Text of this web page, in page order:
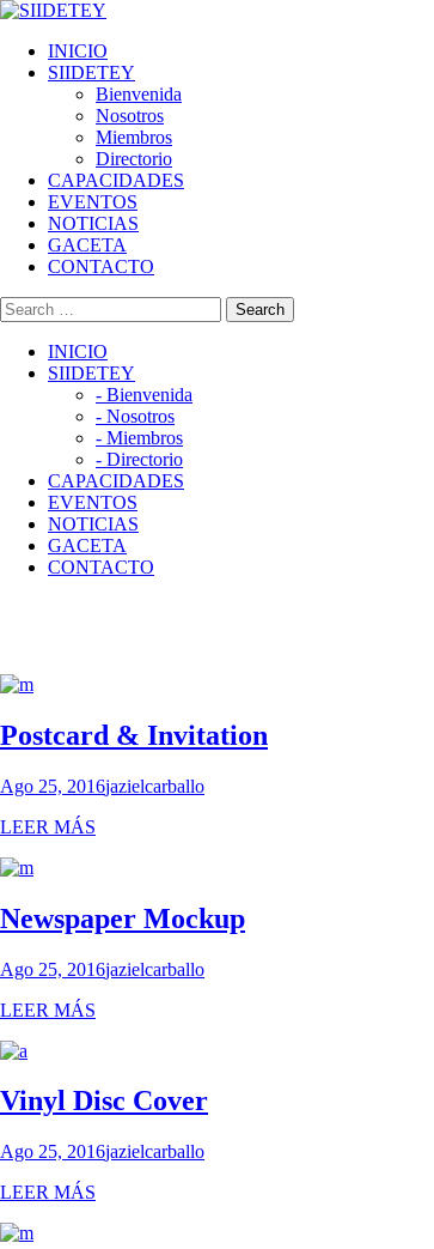
Skip
contentINICIO
SIIDETEY
Bienvenida
Nosotros
Miembros
Directorio
CAPACIDADES
EVENTOS
NOTICIAS
GACETA
CONTACTO
INICIO
SIIDETEY
- Bienvenida
- Nosotros
- Miembros
- Directorio
CAPACIDADES
EVENTOS
NOTICIAS
GACETA
CONTACTO
Postcard & Invitation
Ago 25, 2016jazielcarballo
LEER MÁS
Newspaper Mockup
Ago 25, 2016jazielcarballo
LEER MÁS
Vinyl Disc Cover
Ago 25, 2016jazielcarballo
LEER MÁS